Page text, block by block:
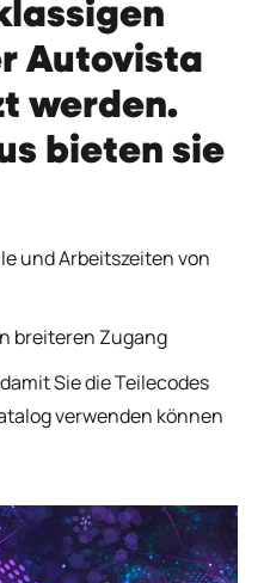
Autovista
werden.
bieten sie
und Arbeitszeiten von
breiteren Zugang
Sie die Teilecodes
verwenden können